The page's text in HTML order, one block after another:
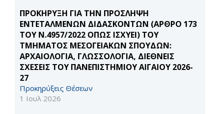
ΠΡΟΚΗΡΥΞΗ ΓΙΑ ΤΗΝ ΠΡΟΣΛΗΨΗ
ΕΝΤΕΤΑΛΜΕΝΩΝ ΔΙΔΑΣΚΟΝΤΩΝ (ΑΡΘΡΟ 173
ΤΟΥ Ν.4957/2022 ΟΠΩΣ ΙΣΧΥΕΙ) ΤΟΥ
ΤΜΗΜΑΤΟΣ ΜΕΣΟΓΕΙΑΚΩΝ ΣΠΟΥΔΩΝ:
ΑΡΧΑΙΟΛΟΓΙΑ, ΓΛΩΣΣΟΛΟΓΙΑ, ΔΙΕΘΝΕΙΣ
ΣΧΕΣΕΙΣ ΤΟΥ ΠΑΝΕΠΙΣΤΗΜΙΟΥ ΑΙΓΑΙΟΥ 2026-
27
Προκηρύξεις Θέσεων
1 Ιουλ 2026